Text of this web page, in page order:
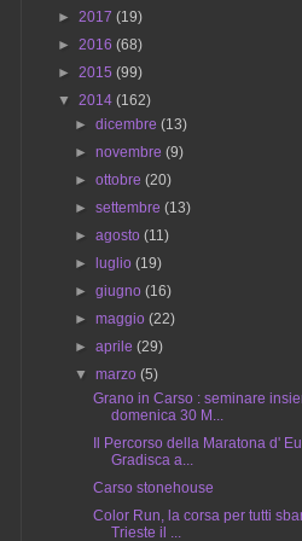
► 2017 (19)
► 2016 (68)
► 2015 (99)
▼ 2014 (162)
►dicembre(13)
►novembre(9)
►ottobre(20)
►settembre(13)
►agosto(11)
►luglio(19)
►giugno(16)
►maggio(22)
►aprile(29)
▼marzo(5)
Grano in Carso : seminare
domenica 30 M...
Il Percorso della Maratona d'
Gradisca a...
Carso stonehouse
Color Run, la corsa per tutti
Trieste il ...